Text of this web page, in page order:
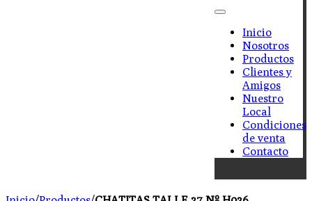
Inicio
Nosotros
Productos
Clientes y
Amigos
Nuestro
Local
Condiciones
de venta
Contacto